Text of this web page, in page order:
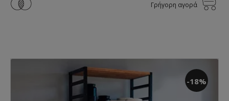
Γρήγορη αγορά
-18%